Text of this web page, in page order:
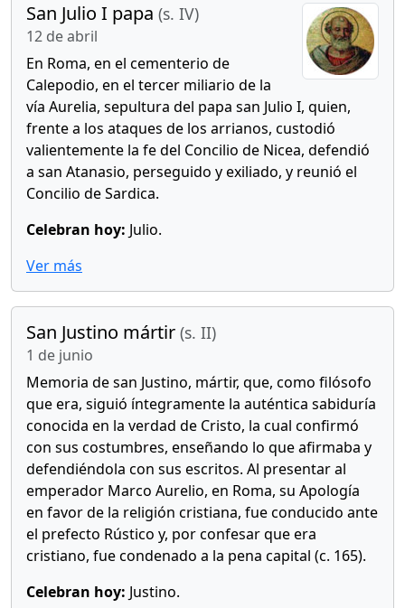
San Julio I papa (s. IV)
12 de abril
En Roma, en el cementerio de
Calepodio, en el tercer miliario de la
vía Aurelia, sepultura del papa san Julio I, quien,
frente a los ataques de los arrianos, custodió
valientemente la fe del Concilio de Nicea, defendió
a san Atanasio, perseguido y exiliado, y reunió el
Concilio de Sardica.
Celebran hoy: Julio.
Ver más
San Justino mártir (s. II)
1 de junio
Memoria de san Justino, mártir, que, como filósofo
que era, siguió íntegramente la auténtica sabiduría
conocida en la verdad de Cristo, la cual confirmó
con sus costumbres, enseñando lo que afirmaba y
defendiéndola con sus escritos. Al presentar al
emperador Marco Aurelio, en Roma, su Apología
en favor de la religión cristiana, fue conducido ante
el prefecto Rústico y, por confesar que era
cristiano, fue condenado a la pena capital (c. 165).
Celebran hoy: Justino.